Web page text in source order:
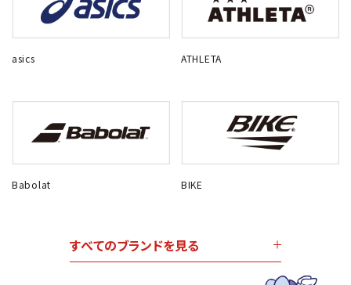
asics ATHLETA
Babolat BIKE
すべてのブランドを見る